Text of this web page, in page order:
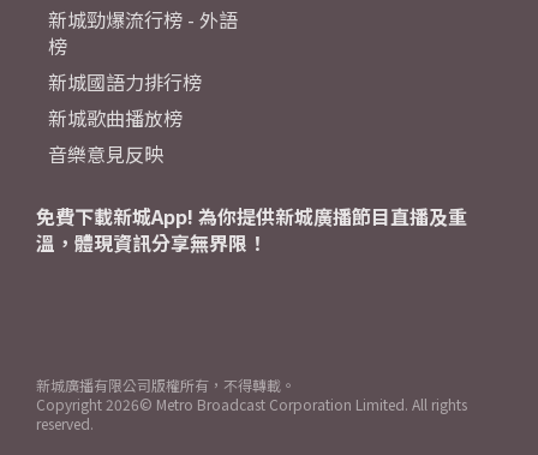
新城勁爆流行榜 - 外語
榜
新城國語力排行榜
新城歌曲播放榜
音樂意見反映
免費下載新城App! 為你提供新城廣播節目直播及重
溫，體現資訊分享無界限！
新城廣播有限公司版權所有，不得轉載。
Copyright 2026© Metro Broadcast Corporation Limited. All rights
reserved.